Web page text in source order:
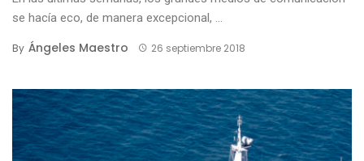
se hacía eco, de manera excepcional, ...
By Ángeles Maestro 26 septiembre 2018